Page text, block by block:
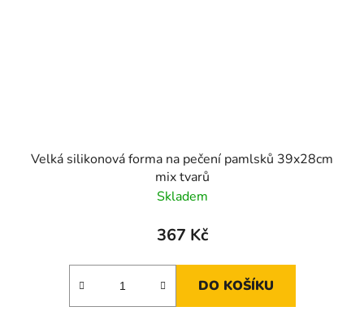
Velká silikonová forma na pečení pamlsků 39x28cm
mix tvarů
Skladem
367 Kč
DO KOŠÍKU